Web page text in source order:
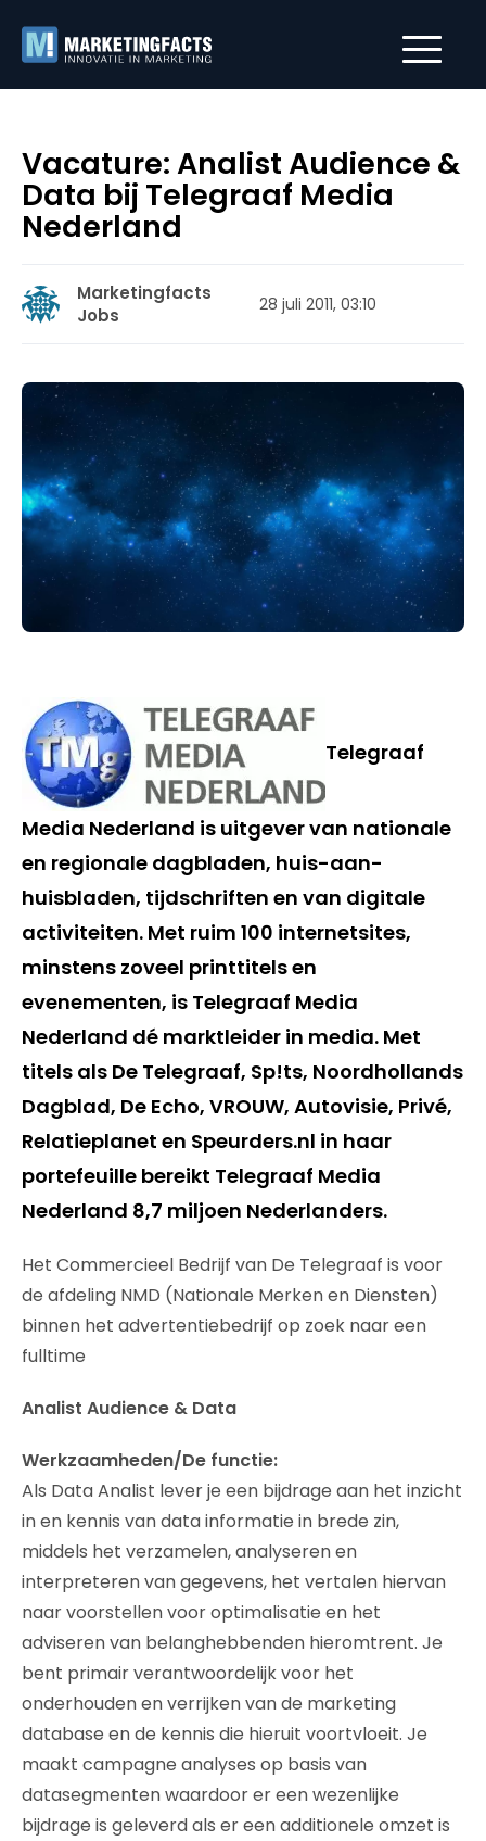
Vacature: Analist Audience &
Data bij Telegraaf Media
Nederland
Marketingfacts
Jobs
28 juli 2011, 03:10
Telegraaf
Media Nederland is uitgever van nationale
en regionale dagbladen, huis-aan-
huisbladen, tijdschriften en van digitale
activiteiten. Met ruim 100 internetsites,
minstens zoveel printtitels en
evenementen, is Telegraaf Media
Nederland dé marktleider in media. Met
titels als De Telegraaf, Sp!ts, Noordhollands
Dagblad, De Echo, VROUW, Autovisie, Privé,
Relatieplanet en Speurders.nl in haar
portefeuille bereikt Telegraaf Media
Nederland 8,7 miljoen Nederlanders.
Het Commercieel Bedrijf van De Telegraaf is voor
de afdeling NMD (Nationale Merken en Diensten)
binnen het advertentiebedrijf op zoek naar een
fulltime
Analist Audience & Data
Werkzaamheden/De functie:
Als Data Analist lever je een bijdrage aan het inzicht
in en kennis van data informatie in brede zin,
middels het verzamelen, analyseren en
interpreteren van gegevens, het vertalen hiervan
naar voorstellen voor optimalisatie en het
adviseren van belanghebbenden hieromtrent. Je
bent primair verantwoordelijk voor het
onderhouden en verrijken van de marketing
database en de kennis die hieruit voortvloeit. Je
maakt campagne analyses op basis van
datasegmenten waardoor er een wezenlijke
bijdrage is geleverd als er een additionele omzet is